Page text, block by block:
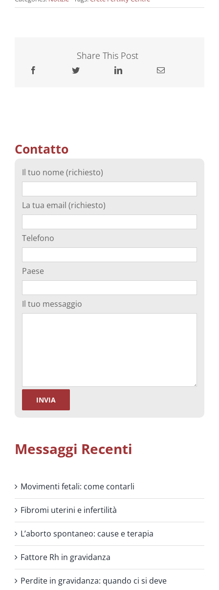
Share This Post
Contatto
Il tuo nome (richiesto)
La tua email (richiesto)
Telefono
Paese
Il tuo messaggio
Messaggi Recenti
Movimenti fetali: come contarli
Fibromi uterini e infertilità
L’aborto spontaneo: cause e terapia
Fattore Rh in gravidanza
Perdite in gravidanza: quando ci si deve